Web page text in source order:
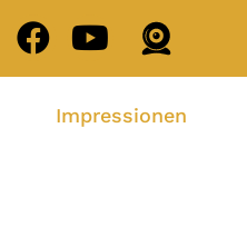
Impressionen